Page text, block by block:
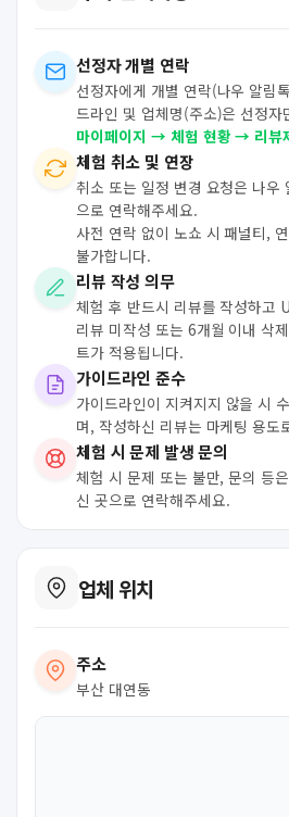
선정자 개별 연락
선정자에게 개별 연락(나우 알림
드라인 및 업체명(주소)은 선정자
마이페이지 → 체험 현황 → 리뷰
체험 취소 및 연장
취소 또는 일정 변경 요청은 나우
으로 연락해주세요.
사전 연락 없이 노쇼 시 패널티,
불가합니다.
리뷰 작성 의무
체험 후 반드시 리뷰를 작성하고
리뷰 미작성 또는 6개월 이내 삭
트가 적용됩니다.
가이드라인 준수
가이드라인이 지켜지지 않을 시
며, 작성하신 리뷰는 마케팅 용도
체험 시 문제 발생 문의
체험 시 문제 또는 불만, 문의 등
신 곳으로 연락해주세요.
업체 위치
주소
부산 대연동